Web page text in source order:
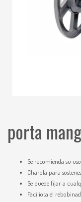
porta
Se recomienda su
Charola para
Se puede fijar a
Faciliota el